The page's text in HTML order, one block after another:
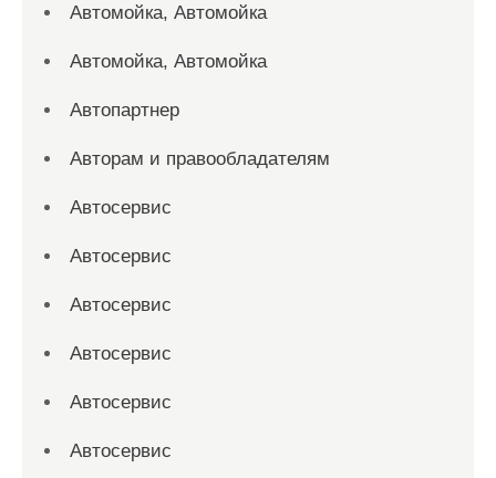
Автомойка, Автомойка
Автомойка, Автомойка
Автопартнер
Авторам и правообладателям
Автосервис
Автосервис
Автосервис
Автосервис
Автосервис
Автосервис